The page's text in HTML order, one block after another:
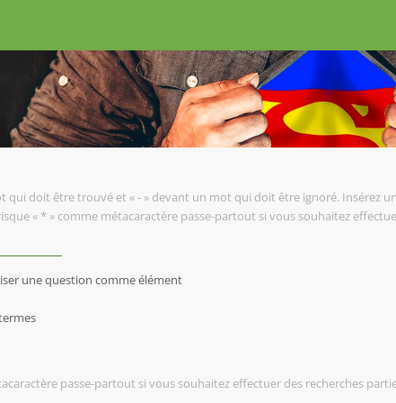
qui doit être trouvé et « - » devant un mot qui doit être ignoré. Insérez
« * » comme métacaractère passe-partout si vous souhaitez
une question comme élément
passe-partout si vous souhaitez effectuer des recherches